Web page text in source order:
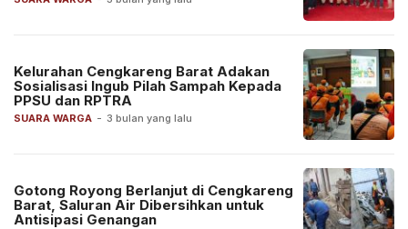
SUARA WARGA - 3 bulan yang lalu
Kelurahan Cengkareng Barat Adakan
Sosialisasi Ingub Pilah Sampah Kepada
PPSU dan RPTRA
Gotong Royong Berlanjut di Cengkareng
Barat, Saluran Air Dibersihkan untuk
Antisipasi Genangan